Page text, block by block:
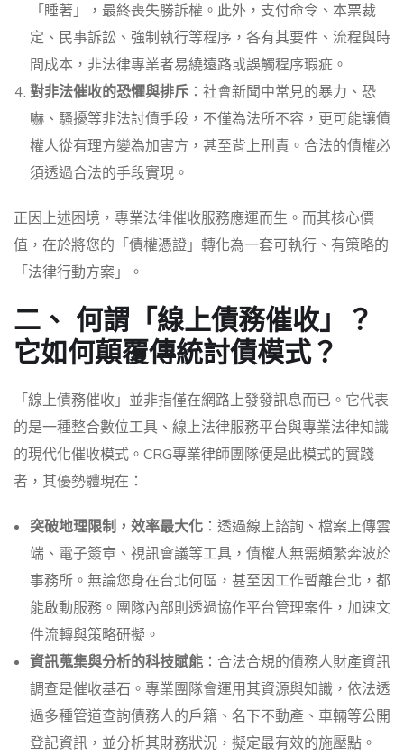
「睡著」，最終喪失勝訴權。此外，支付命令、本票裁
定、民事訴訟、強制執行等程序，各有其要件、流程與時
間成本，非法律專業者易繞遠路或誤觸程序瑕疵。
對非法催收的恐懼與排斥 ：社會新聞中常見的暴力、恐
嚇、騷擾等非法討債手段，不僅為法所不容，更可能讓債
權人從有理方變為加害方，甚至背上刑責。合法的債權必
須透過合法的手段實現。
正因上述困境，專業法律催收服務應運而生。而其核心價
值，在於將您的「債權憑證」轉化為一套可執行、有策略的
「法律行動方案」。
二、 何謂「線上債務催收」？
它如何顛覆傳統討債模式？
「線上債務催收」並非指僅在網路上發發訊息而已。它代表
的是一種整合數位工具、線上法律服務平台與專業法律知識
的現代化催收模式。CRG專業律師團隊便是此模式的實踐
者，其優勢體現在：
突破地理限制，效率最大化 ：透過線上諮詢、檔案上傳雲
端、電子簽章、視訊會議等工具，債權人無需頻繁奔波於
事務所。無論您身在台北何區，甚至因工作暫離台北，都
能啟動服務。團隊內部則透過協作平台管理案件，加速文
件流轉與策略研擬。
資訊蒐集與分析的科技賦能 ：合法合規的債務人財產資訊
調查是催收基石。專業團隊會運用其資源與知識，依法透
過多種管道查詢債務人的戶籍、名下不動產、車輛等公開
登記資訊，並分析其財務狀況，擬定最有效的施壓點。